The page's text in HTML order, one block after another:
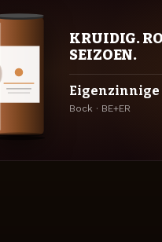
KRUIDIG.
SEIZOEN.
Bock · BE+ER